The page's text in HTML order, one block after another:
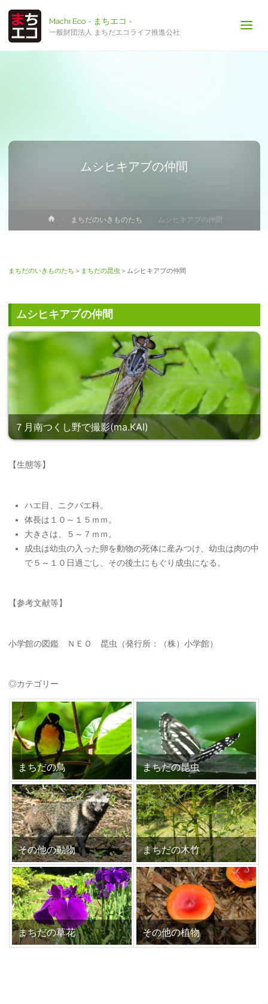
Machi Eco - まちエコ -
一般財団法人 まちだエコライフ推進公社
ムシヒキアブの仲間
ー
まちだのいきものたち ムシヒキアブの仲間
まちだのいきものたち ＞ まちだの昆虫 ＞ムシヒキアブの仲間
ムシヒキアブの仲間
７月南つくし野で撮影(ma.KAI)
【生態等】
ハエ目、ニクバエ科。
体長は１０～１５ｍｍ。
大きさは、５～７ｍｍ。
成虫は幼虫の入った卵を動物の死体に産みつけ、幼虫は肉の中
で５～１０日過ごし、その後土にもぐり成虫になる。
【参考文献等】
小学館の図鑑 ＮＥＯ 昆虫（発行所：（株）小学館）
◎カテゴリー
まちだの鳥 まちだの昆虫
その他の動物 まちだの木竹
まちだの草花 その他の植物